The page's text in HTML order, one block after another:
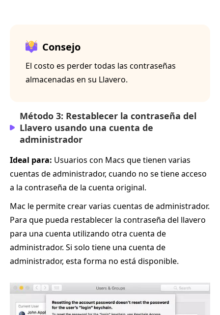
Consejo
El costo es perder todas las contraseñas
almacenadas en su Llavero.
Método 3: Restablecer la contraseña del
Llavero usando una cuenta de
administrador
Ideal para: Usuarios con Macs que tienen varias
cuentas de administrador, cuando no se tiene acceso
a la contraseña de la cuenta original.
Mac le permite crear varias cuentas de administrador.
Para que pueda restablecer la contraseña del llavero
para una cuenta utilizando otra cuenta de
administrador. Si solo tiene una cuenta de
administrador, esta forma no está disponible.